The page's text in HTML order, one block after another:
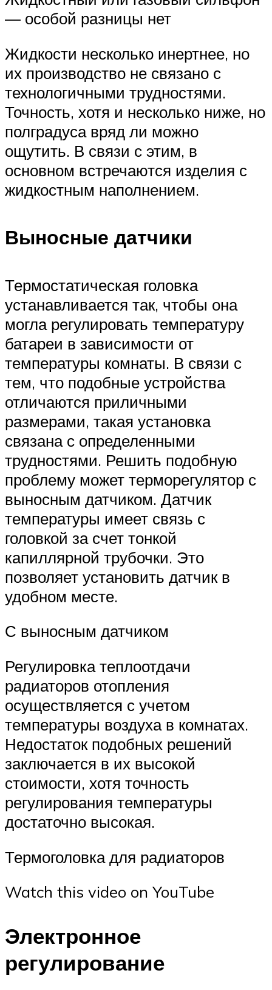
— особой разницы нет
Жидкости несколько инертнее, но
их производство не связано с
технологичными трудностями.
Точность, хотя и несколько ниже, но
полградуса вряд ли можно
ощутить. В связи с этим, в
основном встречаются изделия с
жидкостным наполнением.
Выносные датчики
Термостатическая головка
устанавливается так, чтобы она
могла регулировать температуру
батареи в зависимости от
температуры комнаты. В связи с
тем, что подобные устройства
отличаются приличными
размерами, такая установка
связана с определенными
трудностями. Решить подобную
проблему может терморегулятор с
выносным датчиком. Датчик
температуры имеет связь с
головкой за счет тонкой
капиллярной трубочки. Это
позволяет установить датчик в
удобном месте.
С выносным датчиком
Регулировка теплоотдачи
радиаторов отопления
осуществляется с учетом
температуры воздуха в комнатах.
Недостаток подобных решений
заключается в их высокой
стоимости, хотя точность
регулирования температуры
достаточно высокая.
Термоголовка для радиаторов
Watch this video on YouTube
Электронное
регулирование